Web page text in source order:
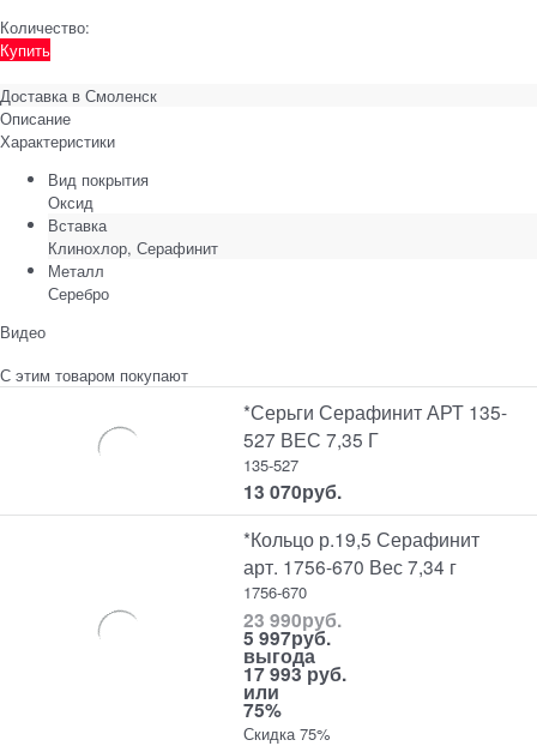
Количество:
Купить
Доставка в Смоленск
Описание
Характеристики
Вид покрытия
Оксид
Вставка
Клинохлор, Серафинит
Металл
Серебро
Видео
С этим товаром покупают
*Серьги Серафинит АРТ 135-
527 ВЕС 7,35 Г
135-527
13 070руб.
*Кольцо р.19,5 Серафинит
арт. 1756-670 Вес 7,34 г
1756-670
23 990руб.
5 997руб.
выгода
17 993 руб.
или
75%
Скидка 75%